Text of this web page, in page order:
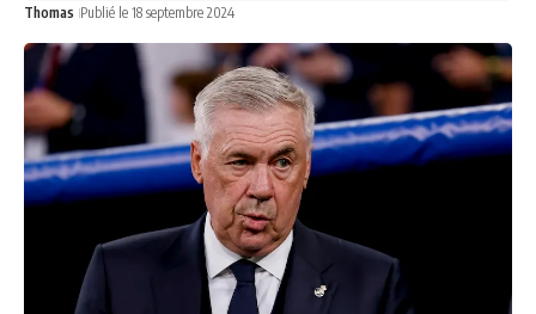
Thomas Publié le 18 septembre 2024